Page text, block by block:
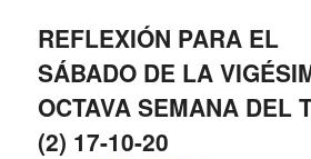
REFLEXIÓN PARA EL
SÁBADO DE LA
OCTAVA SEMANA DEL
(2) 17-10-20